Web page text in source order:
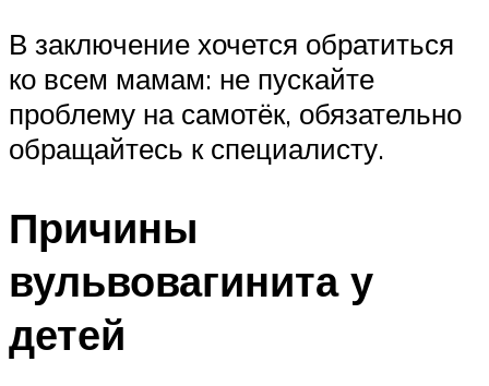
В заключение хочется обратиться
ко всем мамам: не пускайте
проблему на самотёк, обязательно
обращайтесь к специалисту.
Причины
вульвовагинита у
детей